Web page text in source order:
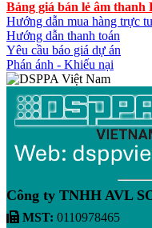
Bảng giá bán lẻ âm thanh
Hướng dẫn mua hàng trực
Hướng dẫn thanh toán
Yêu cầu báo giá dự án
Phán ánh - Khiếu nại
Công ty TNHH AVL
MST: 0110978465